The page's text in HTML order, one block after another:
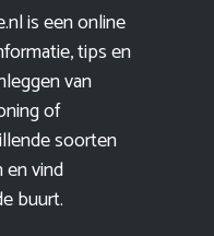
is een online
tips en
van
of
soorten
vind
buurt.